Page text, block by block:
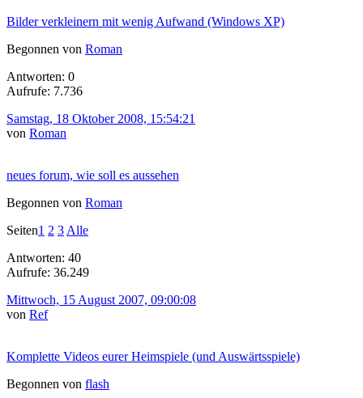
Bilder verkleinern mit wenig Aufwand (Windows XP)
Begonnen von Roman
Antworten: 0
Aufrufe: 7.736
Samstag, 18 Oktober 2008, 15:54:21
von Roman
neues forum, wie soll es aussehen
Begonnen von Roman
Seiten1 2 3 Alle
Antworten: 40
Aufrufe: 36.249
Mittwoch, 15 August 2007, 09:00:08
von Ref
Komplette Videos eurer Heimspiele (und Auswärtsspiele)
Begonnen von flash